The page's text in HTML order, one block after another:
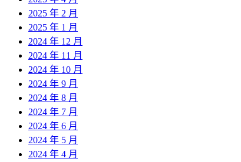
2025 年 2 月
2025 年 1 月
2024 年 12 月
2024 年 11 月
2024 年 10 月
2024 年 9 月
2024 年 8 月
2024 年 7 月
2024 年 6 月
2024 年 5 月
2024 年 4 月